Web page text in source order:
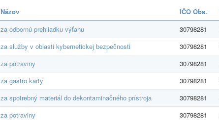
Názov IČO Obs.
za odbornú prehliadku výťahu 30798281
za služby v oblasti kybernetickej bezpečnosti 30798281
za potraviny 30798281
za gastro karty 30798281
za spotrebný materiál do dekontaminačného prístroja 30798281
za potraviny 30798281